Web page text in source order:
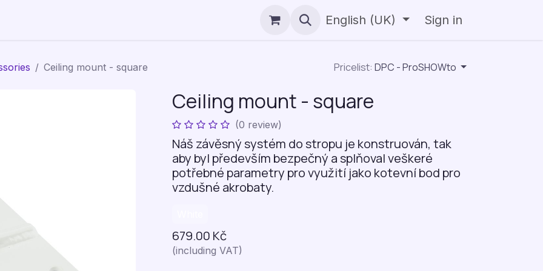
English (UK) Sign in
Ceiling mount - square Pricelist: DPC - ProSHOWto
Ceiling mount - square
(0 review)
Náš závěsný systém do stropu je konstruován, tak
aby byl především bezpečný a splňoval veškeré
potřebné parametry pro využití jako kotevní bod pro
vzdušné akrobaty.
679.00 Kč
(including VAT)